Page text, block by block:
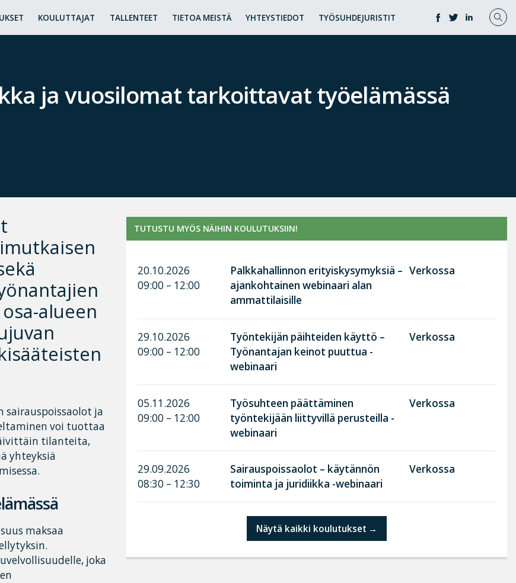
KOULUTTAJAT TALLENTEET TIETOA MEISTÄ YHTEYSTIEDOT TYÖSUHDEJURISTIT
ja vuosilomat tarkoittavat työelämässä
alueen
ja
voi tuottaa
tilanteita,
yhteyksiä
maksaa
joka
TUTUSTU MYÖS NÄIHIN KOULUTUKSIIN!
20.10.2026
09:00 – 12:00
Palkkahallinnon erityiskysymyksiä –
ajankohtainen webinaari alan
ammattilaisille
Verkossa
29.10.2026
09:00 – 12:00
Työntekijän päihteiden käyttö –
Työnantajan keinot puuttua -
webinaari
Verkossa
05.11.2026
09:00 – 12:00
Työsuhteen päättäminen
työntekijään liittyvillä perusteilla -
webinaari
Verkossa
29.09.2026
08:30 – 12:30
Sairauspoissaolot – käytännön
toiminta ja juridiikka -webinaari
Verkossa
Näytä kaikki koulutukset